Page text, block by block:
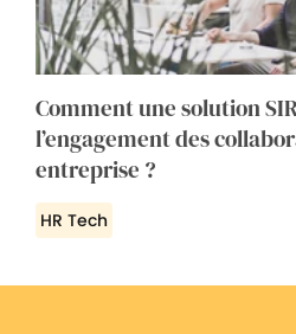
Comment une solution
l’engagement des
entreprise ?
HR Tech